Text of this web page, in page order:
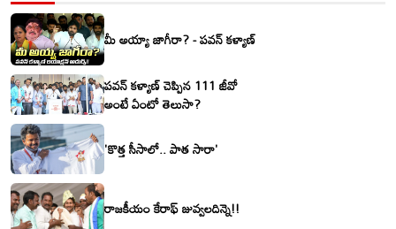
మీ అయ్యా జాగీరా? - పవన్ కళ్యాణ్
పవన్ కళ్యాణ్ చెప్పిన 111 జీవో
అంటే ఏంటో తెలుసా?
'కొత్త సీసాలో.. పాత సారా'
రాజకీయం కేరాఫ్ జువ్వలదిన్నె!!